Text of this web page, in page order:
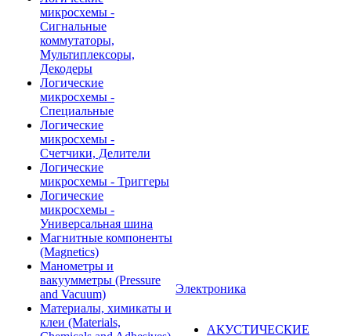
микросхемы -
Сигнальные
коммутаторы,
Мультиплексоры,
Декодеры
Логические
микросхемы -
Специальные
Логические
микросхемы -
Счетчики, Делители
Логические
микросхемы - Триггеры
Логические
микросхемы -
Универсальная шина
Магнитные компоненты
(Magnetics)
Манометры и
вакуумметры (Pressure
and Vacuum)
Материалы, химикаты и
клеи (Materials,
Электроника
АКУСТИЧЕСКИЕ